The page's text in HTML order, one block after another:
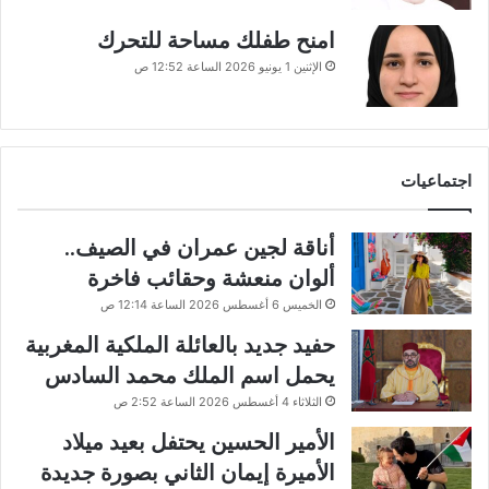
امنح طفلك مساحة للتحرك
الإثنين 1 يونيو 2026 الساعة 12:52 ص
اجتماعيات
أناقة لجين عمران في الصيف..
ألوان منعشة وحقائب فاخرة
الخميس 6 أغسطس 2026 الساعة 12:14 ص
حفيد جديد بالعائلة الملكية المغربية
يحمل اسم الملك محمد السادس
الثلاثاء 4 أغسطس 2026 الساعة 2:52 ص
الأمير الحسين يحتفل بعيد ميلاد
الأميرة إيمان الثاني بصورة جديدة